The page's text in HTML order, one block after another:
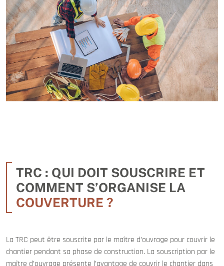
TRC : QUI DOIT SOUSCRIRE ET
COMMENT S’ORGANISE LA
COUVERTURE ?
La TRC peut être souscrite par le maître d’ouvrage pour couvrir le
chantier pendant sa phase de construction. La souscription par le
maître d’ouvrage présente l’avantage de couvrir le chantier dans